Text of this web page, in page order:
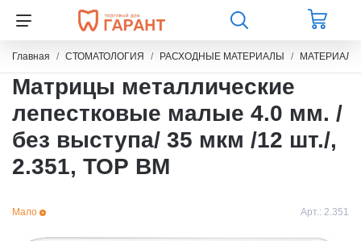
Главная СТОМАТОЛОГИЯ РАСХОДНЫЕ МАТЕРИАЛЫ
Матрицы металлические
лепестковые малые 4.0 мм. /
без выступа/ 35 мкм /12 шт./,
2.351, ТОР ВМ
Мало Арт.: 2.351